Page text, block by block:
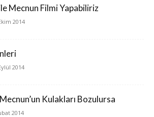
Mecnun Filmi Yapabiliriz
2014
2014
Kulakları Bozulursa
2014